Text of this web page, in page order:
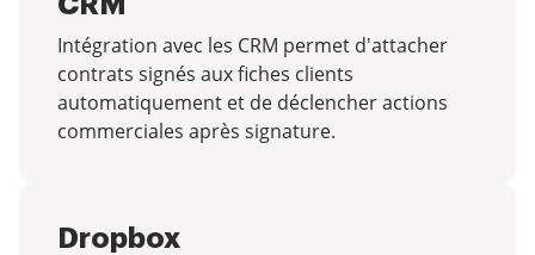
Intégration avec les CRM permet d'attacher
contrats signés aux fiches clients
automatiquement et de déclencher actions
commerciales après signature.
Dropbox